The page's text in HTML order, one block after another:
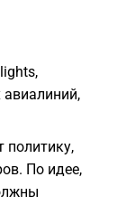
авиалиний,
политику,
По идее,